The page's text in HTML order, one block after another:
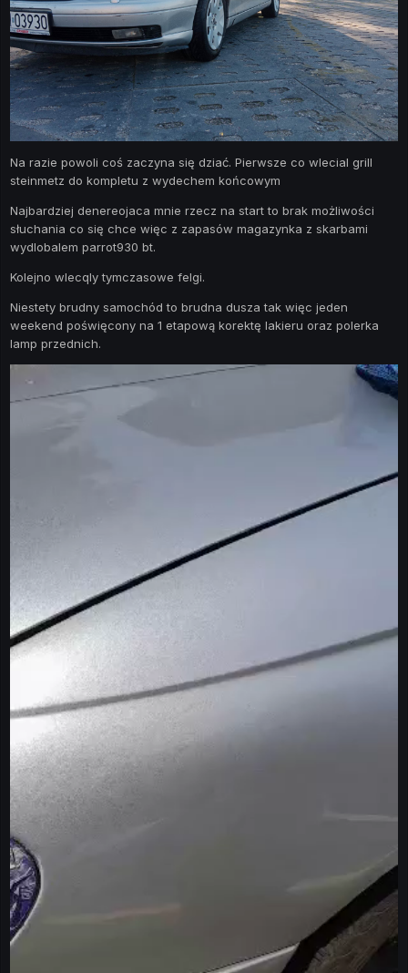
Na razie powoli coś zaczyna się dziać. Pierwsze co wlecial grill
steinmetz do kompletu z wydechem końcowym
Najbardziej denereojaca mnie rzecz na start to brak możliwości
słuchania co się chce więc z zapasów magazynka z skarbami
wydlobalem parrot930 bt.
Kolejno wlecqly tymczasowe felgi.
Niestety brudny samochód to brudna dusza tak więc jeden
weekend poświęcony na 1 etapową korektę lakieru oraz polerka
lamp przednich.